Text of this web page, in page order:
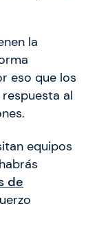
la
eso que los
al
equipos
de